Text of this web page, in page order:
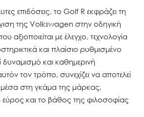
επιδόσεις, το Golf R εκφράζει τη
της Volkswagen στην οδηγική
αξιοποιείται με έλεγχο, τεχνολογία
και πλαίσιο ρυθμισμένο
και καθημερινή
τον τρόπο, συνεχίζει να αποτελεί
στη γκάμα της μάρκας,
εύρος και το βάθος της φιλοσοφίας